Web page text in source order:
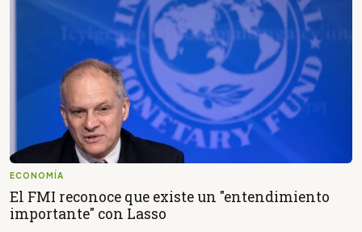
ECONOMÍA
El FMI reconoce que existe un "entendimiento
importante" con Lasso
tasa minera que rige en
Ecuador?